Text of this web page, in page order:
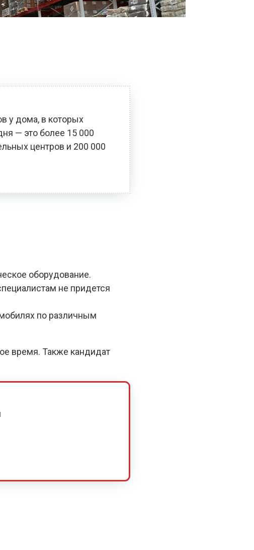
у дома, в которых
— это более 15 000
центров и 200 000
оборудование.
не придется
по различным
время. Также кандидат